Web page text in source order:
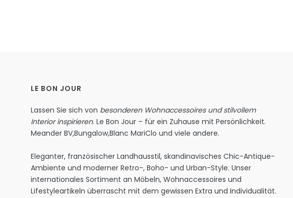
LE BON JOUR
Lassen Sie sich von besonderen Wohnaccessoires und stilvollem
Interior inspirieren. Le Bon Jour – für ein Zuhause mit Persönlichkeit.
Meander BV,Bungalow,Blanc MariClo und viele andere.
Eleganter, französischer Landhausstil, skandinavisches Chic-Antique-
Ambiente und moderner Retro-, Boho- und Urban-Style. Unser
internationales Sortiment an Möbeln, Wohnaccessoires und
Lifestyleartikeln überrascht mit dem gewissen Extra und Individualität.